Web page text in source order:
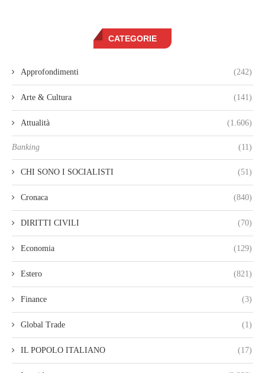
CATEGORIE
Approfondimenti (242)
Arte & Cultura (141)
Attualità (1.606)
Banking (11)
CHI SONO I SOCIALISTI (51)
Cronaca (840)
DIRITTI CIVILI (70)
Economia (129)
Estero (821)
Finance (3)
Global Trade (1)
IL POPOLO ITALIANO (17)